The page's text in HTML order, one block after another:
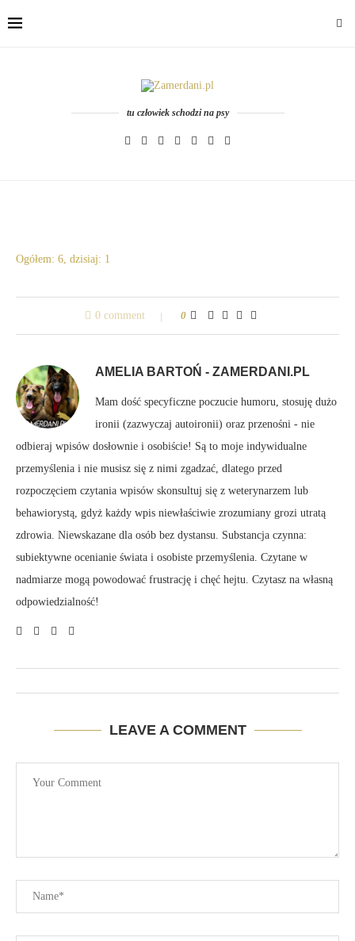
tu człowiek schodzi na psy
Ogółem: 6, dzisiaj: 1
0 comment 0
AMELIA BARTOŃ - ZAMERDANI.PL
Mam dość specyficzne poczucie humoru, stosuję dużo
ironii (zazwyczaj autoironii) oraz przenośni - nie
odbieraj wpisów dosłownie i osobiście! Są to moje indywidualne
przemyślenia i nie musisz się z nimi zgadzać, dlatego przed
rozpoczęciem czytania wpisów skonsultuj się z weterynarzem lub
behawiorystą, gdyż każdy wpis niewłaściwie zrozumiany grozi utratą
zdrowia. Niewskazane dla osób bez dystansu. Substancja czynna:
subiektywne ocenianie świata i osobiste przemyślenia. Czytane w
nadmiarze mogą powodować frustrację i chęć hejtu. Czytasz na własną
odpowiedzialność!
LEAVE A COMMENT